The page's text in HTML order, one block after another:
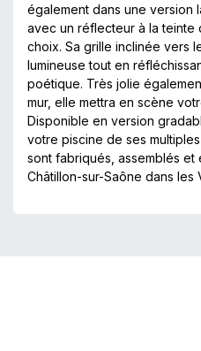
également dans une version
avec un réflecteur à la teinte
choix. Sa grille inclinée vers
lumineuse tout en
poétique. Très jolie
mur, elle mettra en scène
Disponible en version
votre piscine de ses
sont fabriqués, assemblés et
Châtillon-sur-Saône dans les